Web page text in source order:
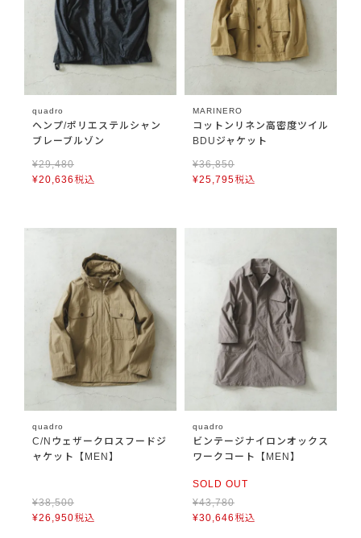
quadro
ヘンプ/ポリエステルシャン
ブレーブルゾン
¥29,480
¥20,636税込
MARINERO
コットンリネン高密度ツイル
BDUジャケット
¥36,850
¥25,795税込
quadro
C/Nウェザークロスフードジ
ャケット【MEN】
¥38,500
¥26,950税込
quadro
ビンテージナイロンオックス
ワークコート【MEN】
SOLD OUT
¥43,780
¥30,646税込